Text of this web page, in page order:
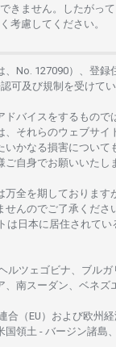
できません。したがって
考慮してください。
No. 127090）、 登録
可及び規制を受けてい
ドバイスをするもので
それらのウェブサイ
いかなる損害について
ご自身でお願いいたし
万全を期しております
せんのでご了承くださ
は日本に 居住さ れてい
ルツェゴビナ、ブル
南スーダン、ベネズ
合 （EU） および欧州
国領土 - バージン諸島